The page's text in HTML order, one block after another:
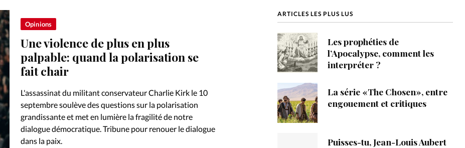
Opinions
La rédaction
Changemement d'adresse
Nous contacter
Opinions
Une violence de plus en plus
palpable: quand la polarisation se
fait chair
L'assassinat du militant conservateur Charlie Kirk le 10
septembre soulève des questions sur la polarisation
grandissante et met en lumière la fragilité de notre
dialogue démocratique. Tribune pour renouer le dialogue
dans la paix.
ARTICLES LES PLUS LUS
Les prophéties de
l’Apocalypse, comment les
interpréter ?
La série «The Chosen», entre
engouement et critiques
Puisses-tu, Jean-Louis Aubert